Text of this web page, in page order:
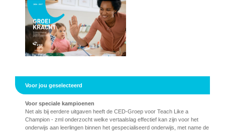
Voor jou geselecteerd
Voor speciale kampioenen
Net als bij eerdere uitgaven heeft de CED-Groep voor Teach Like a
Champion - zml onderzocht welke vertaalslag effectief kan zijn voor het
onderwijs aan leerlingen binnen het gespecialiseerd onderwijs, met name de